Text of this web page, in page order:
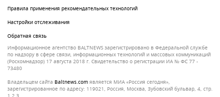
Правила применения рекомендательных технологий
Настройки отслеживания
Обратная связь
Информационное агентство BALTNEWS зарегистрировано в Федеральной службе
по надзору в сфере связи, информационных технологий и массовых коммуникаций
(Роскомнадзор) 17 августа 2018 г. Свидетельство о регистрации ИА № ФС 77 -
73480
Владельцем сайта
baltnews.com является МИА «Россия сегодня»,
зарегистрированное по адресу: 119021, Россия, Москва, Зубовский бульвар, 4, стр.